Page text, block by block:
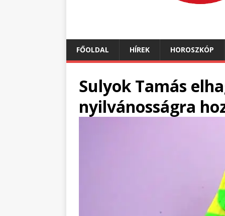
FŐOLDAL HÍREK HOROSZKÓP
Sulyok Tamás
nyilvánosságra